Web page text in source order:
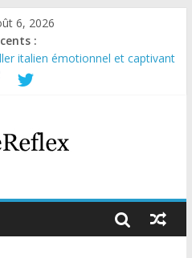
6, 2026
:
italien émotionnel et captivant
série suédoise sur Netflix
d’un film érotique devenu
avec Takeru Satō
qui séduira les fans de